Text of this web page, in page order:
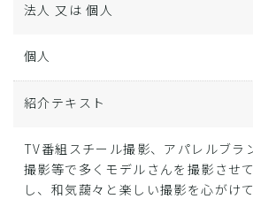
法人 又は 個人
個人
紹介テキスト
TV番組スチール撮影、アパレルブラ
撮影等で多くモデルさんを撮影させ
し、和気藹々と楽しい撮影を心がけて